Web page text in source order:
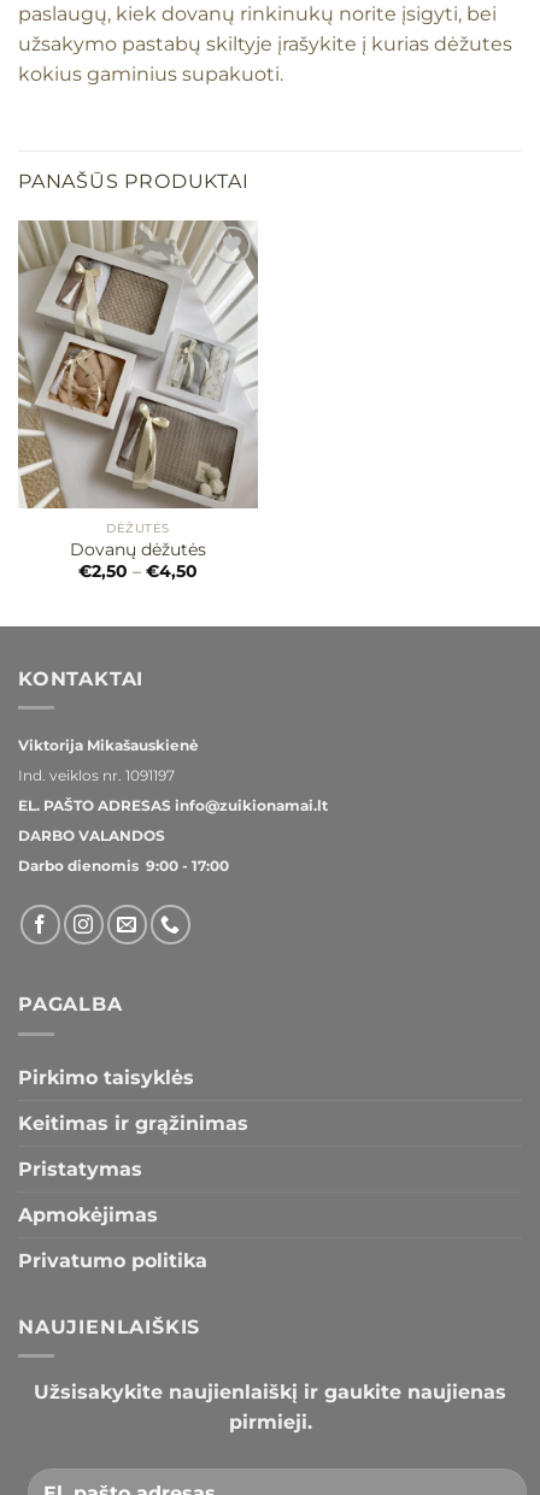
paslaugų, kiek dovanų rinkinukų norite įsigyti, bei
užsakymo pastabų skiltyje įrašykite į kurias dėžutes
kokius gaminius supakuoti.
PANAŠŪS PRODUKTAI
Mėgstamiausias
DĖŽUTĖS
Dovanų dėžutės
€2,50 – €4,50
€4,50
KONTAKTAI
Viktorija Mikašauskienė
Ind. veiklos nr. 1091197
EL. PAŠTO ADRESAS info@zuikionamai.lt
DARBO VALANDOS
Darbo dienomis 9:00 - 17:00
PAGALBA
Pirkimo taisyklės
Keitimas ir grąžinimas
Pristatymas
Apmokėjimas
Privatumo politika
NAUJIENLAIŠKIS
Užsisakykite naujienlaiškį ir gaukite naujienas
pirmieji.